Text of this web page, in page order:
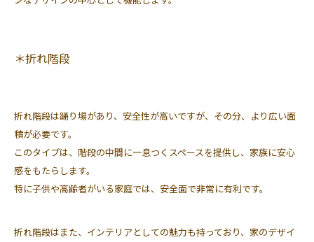
＊折れ階段
折れ階段は踊り場があり、安全性が高いですが、その分、より広い面
積が必要です。
このタイプは、階段の中間に一息つくスペースを提供し、家族に安心
感をもたらします。
特に子供や高齢者がいる家庭では、安全面で非常に有利です。
折れ階段はまた、インテリアとしての魅力も持っており、家のデザイ